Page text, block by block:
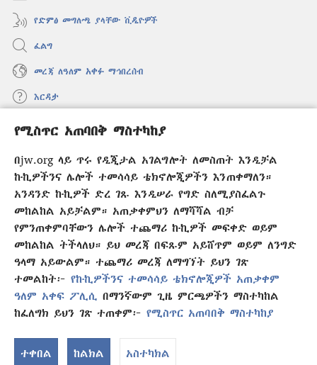
የሚስጥር አጠባበቅ ማስተካከያ
በjw.org ላይ ጥሩ የዲጂታል አገልግሎት ለመስጠት እንዲቻል
ኩኪዎችንና ሌሎች ተመሳሳይ ቴክኖሎጂዎችን እንጠቀማለን።
አንዳንድ ኩኪዎች ድረ ገጹ እንዲሠራ የግድ ስለሚያስፈልጉ
መከልከል አይቻልም። አጠቃቀምህን ለማሻሻል ብቻ
የምንጠቀምባቸውን ሌሎች ተጨማሪ ኩኪዎች መፍቀድ ወይም
መከልከል ትችላለህ። ይህ መረጃ በፍጹም አይሸጥም ወይም ለንግድ
ዓላማ አይውልም። ተጨማሪ መረጃ ለማግኘት ይህን ገጽ
ተመልከት፦ የኩኪዎችንና ተመሳሳይ ቴክኖሎጂዎች አጠቃቀም
ዓለም አቀፍ ፖሊሲ
በማንኛውም ጊዜ ምርጫዎችን ማስተካከል
ከፈለግክ ይህን ገጽ ተጠቀም፦ የሚስጥር አጠባበቅ ማስተካከያ
ተቀበል ከልክል አስተካክል
የድምፅ መግለጫ ያላቸው ቪዲዮዎች
ፈልግ
መረጃ ለዓለም አቀፉ ማኅበረሰብ
እርዳታ
መዋጮዎች
(አዲስ
ክፈት)
የመጠበቂያ ግንብ የኢንተርኔት ቤተ መጻሕፍት
(አዲስ
ዊንዶው
®
(አዲስ
ዊንዶው
®
Copyright © 2026 Watch Tower Bible and Tract Society of Pennsylvania.